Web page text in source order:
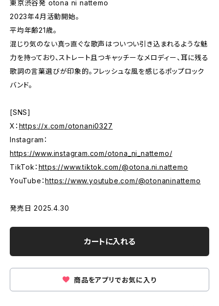
東京渋谷発 otona ni nattemo
2023年4月活動開始。
平均年齢21歳。
混じり気のない真っ直ぐな歌声はついつい引き込まれるような魅
力を持っており、ストレート且つキャッチーなメロディー、耳に残る
歌詞の言葉選びが印象的。フレッシュな風を感じるポップロック
バンド。
[SNS]
X： https://x.com/otonani0327
Instagram：
https://www.instagram.com/otona_ni_nattemo/
TikTok： https://www.tiktok.com/@otona.ni.nattemo
YouTube：https://www.youtube.com/@otonaninattemo
発売日 2025.4.30
カートに入れる
商品をアプリでお気に入り